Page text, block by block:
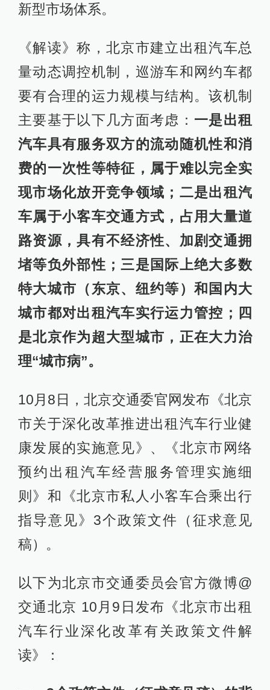
新型市场体系。
《解读》称，北京市建立出租汽车总
量动态调控机制，巡游车和网约车都
要有合理的运力规模与结构。该机制
主要基于以下几方面考虑： 一是出租
汽车具有服务双方的流动随机性和消
费的一次性等特征，属于难以完全实
现市场化放开竞争领域；二是出租汽
车属于小客车交通方式，占用大量道
路资源，具有不经济性、加剧交通拥
堵等负外部性；三是国际上绝大多数
特大城市（东京、纽约等）和国内大
城市都对出租汽车实行运力管控；四
是北京作为超大型城市，正在大力治
理“城市病”。
10月8日，北京交通委官网发布《北京
市关于深化改革推进出租汽车行业健
康发展的实施意见》、《北京市网络
预约出租汽车经营服务管理实施细
则》和《北京市私人小客车合乘出行
指导意见》3个政策文件（征求意见
稿）。
以下为北京市交通委员会官方微博@
交通北京 10月9日发布《北京市出租
汽车行业深化改革有关政策文件解
读》：